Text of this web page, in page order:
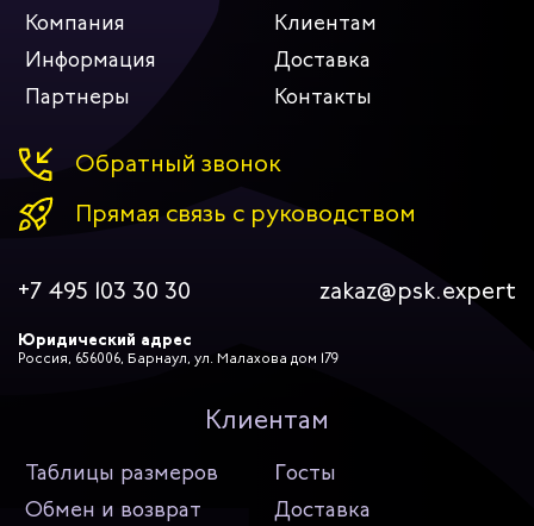
Компания
Клиентам
Информация
Доставка
Партнеры
Контакты
Обратный звонок
Прямая связь с руководством
+7 495 103 30 30 zakaz@psk.expert
Юридический адрес
Россия, 656006, Барнаул, ул. Малахова дом 179
Клиентам
Таблицы размеров
Госты
Обмен и возврат
Доставка